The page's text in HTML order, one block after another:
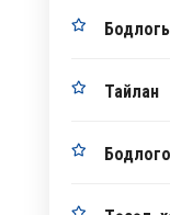
Тайлан